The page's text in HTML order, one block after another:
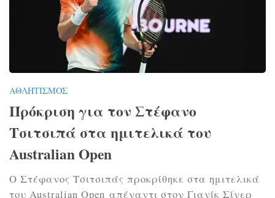
ΑΘΛΗΤΙΣΜΌΣ
Πρόκριση για τον Στέφανο
Τσιτσιπά στα ημιτελικά του
Australian Open
Ο Στέφανος Τσιτσιπάς προκρίθηκε στα ημιτελικά
του Australian Open απέναντι στον Γιανίκ Σίνερ